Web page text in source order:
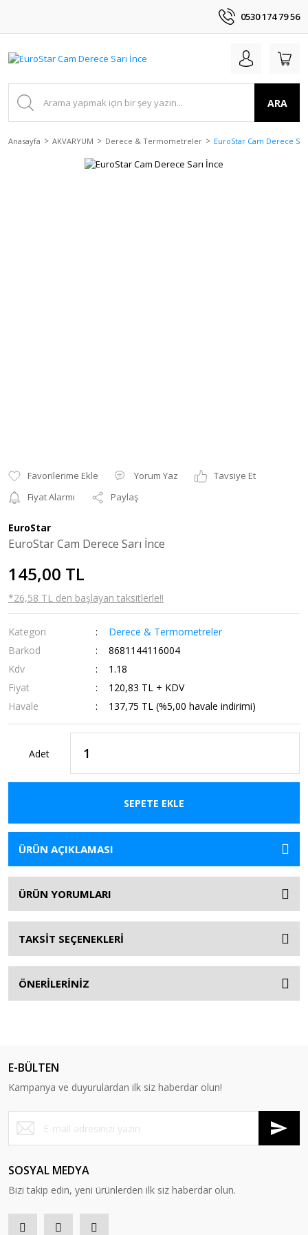
0530 174 79 56
ARA
Anasayfa AKVARYUM Derece & Termometreler EuroStar Cam Derece
Yorum Yaz
Tavsiye Et
Fiyat Alarmı
Paylaş
EuroStar
EuroStar Cam Derece Sarı İnce
145,00 TL
*26,58 TL den başlayan taksitlerle!!
Kategori
Derece & Termometreler
Barkod
8681144116004
Kdv
1.18
Fiyat
120,83 TL + KDV
Havale
137,75 TL (%5,00 havale indirimi)
Adet
SEPETE EKLE
ÜRÜN AÇIKLAMASI
ÜRÜN YORUMLARI
TAKSİT SEÇENEKLERİ
ÖNERİLERİNİZ
E-BÜLTEN
Kampanya ve duyurulardan ilk siz haberdar olun!
SOSYAL MEDYA
Bizi takip edin, yeni ürünlerden ilk siz haberdar olun.